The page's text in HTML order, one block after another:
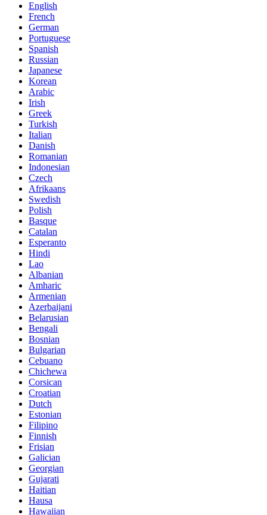
English
French
German
Portuguese
Spanish
Russian
Japanese
Korean
Arabic
Irish
Greek
Turkish
Italian
Danish
Romanian
Indonesian
Czech
Afrikaans
Swedish
Polish
Basque
Catalan
Esperanto
Hindi
Lao
Albanian
Amharic
Armenian
Azerbaijani
Belarusian
Bengali
Bosnian
Bulgarian
Cebuano
Chichewa
Corsican
Croatian
Dutch
Estonian
Filipino
Finnish
Frisian
Galician
Georgian
Gujarati
Haitian
Hausa
Hawaiian